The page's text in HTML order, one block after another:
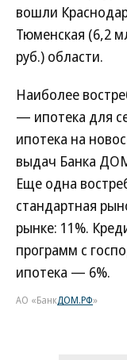
вошли
Тюменская (6,2
руб.) области.
Наиболее
— ипотека для
ипотека на
выдач Банка
Еще одна
стандартная
рынке: 11%.
программ с
ипотека — 6%.
АО «БанкДОМ.РФ»